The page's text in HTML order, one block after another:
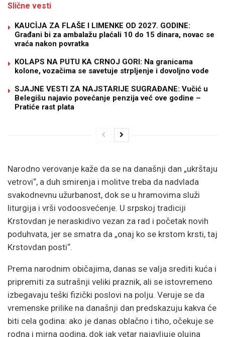
Slične vesti
KAUCİJA ZA FLAŠE I LIMENKE OD 2027. GODINE:
Građani bi za ambalažu plaćali 10 do 15 dinara, novac se
vraća nakon povratka
KOLAPS NA PUTU KA CRNOJ GORI: Na granicama
kolone, vozačima se savetuje strpljenje i dovoljno vode
SJAJNE VESTI ZA NAJSTARIJE SUGRAĐANE: Vučić u
Belegišu najavio povećanje penzija već ove godine –
Pratiće rast plata
Narodno verovanje kaže da se na današnji dan „ukrštaju
vetrovi“, a duh smirenja i molitve treba da nadvlada
svakodnevnu užurbanost, dok se u hramovima služi
liturgija i vrši vodoosvećenje. U srpskoj tradiciji
Krstovdan je neraskidivo vezan za rad i početak novih
poduhvata, jer se smatra da „onaj ko se krstom krsti, taj
Krstovdan posti“.
Prema narodnim običajima, danas se valja srediti kuća i
pripremiti za sutrašnji veliki praznik, ali se istovremeno
izbegavaju teški fizički poslovi na polju. Veruje se da
vremenske prilike na današnji dan predskazuju kakva će
biti cela godina: ako je danas oblačno i tiho, očekuje se
rodna i mirna godina, dok jak vetar najavljuje olujna